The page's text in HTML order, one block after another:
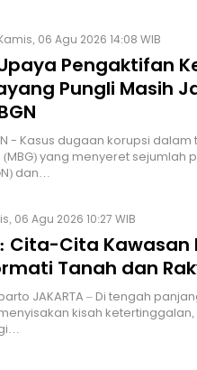
06 Agu 2026 14:08 WIB
Pengaktifan
Pungli Masih
- Kasus dugaan korupsi
yang menyeret sejumlah
dan…
06 Agu 2026 10:27 WIB
Cita-Cita Kawasan
Tanah dan
JAKARTA – Di tengah
kisah